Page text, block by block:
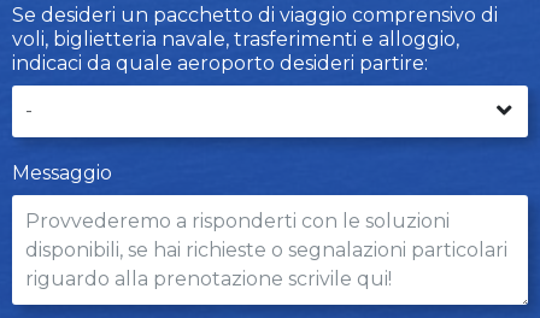
Se desideri un pacchetto di viaggio comprensivo di
voli, biglietteria navale, trasferimenti e alloggio,
indicaci da quale aeroporto desideri partire:
Messaggio